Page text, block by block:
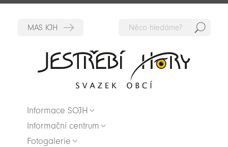
Informace SOJH
Informační centrum
Fotogalerie